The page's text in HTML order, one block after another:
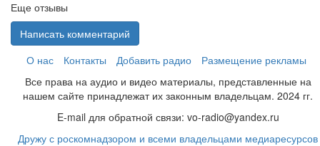
Еще отзывы
Написать комментарий
О нас
Контакты Добавить радио
Размещение рекламы
Все права на аудио и видео материалы, представленные на
нашем сайте принадлежат их законным владельцам. 2024 гг.
E-mail для обратной связи: vo-radio@yandex.ru
Дружу с роскомнадзором и всеми владельцами медиаресурсов